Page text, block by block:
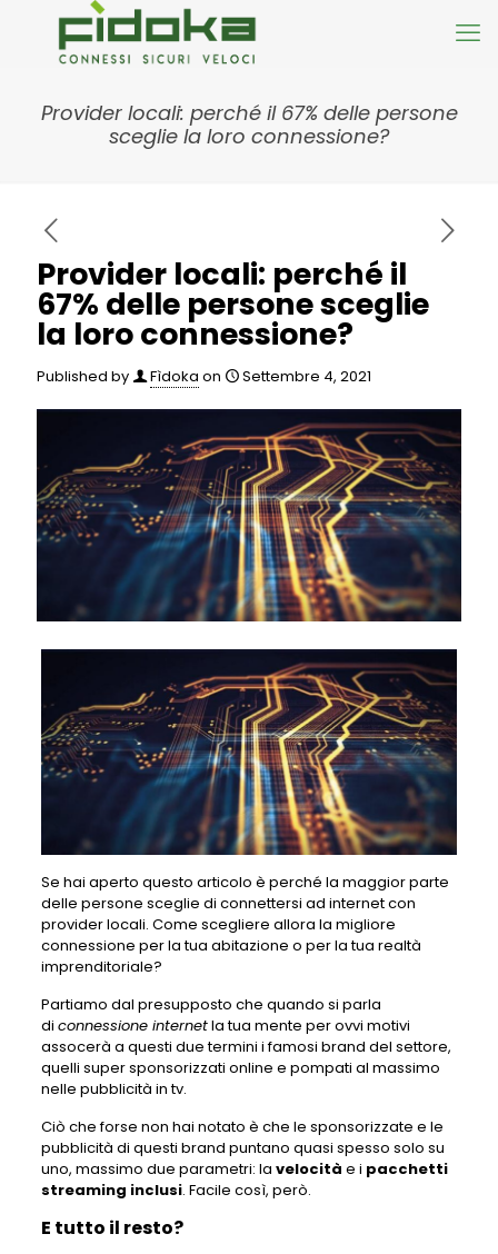
Provider locali: perché il 67% delle persone
sceglie la loro connessione?
Provider locali: perché il
67% delle persone sceglie
la loro connessione?
Published by Fìdoka on Settembre 4, 2021
Se hai aperto questo articolo è perché la maggior parte
delle persone sceglie di connettersi ad internet con
provider locali. Come scegliere allora la migliore
connessione per la tua abitazione o per la tua realtà
imprenditoriale?
Partiamo dal presupposto che quando si parla
di connessione internetla tua mente per ovvi motivi
assocerà a questi due termini i famosi brand del settore,
quelli super sponsorizzati online e pompati al massimo
nelle pubblicità in tv.
Ciò che forse non hai notato è che le sponsorizzate e le
pubblicità di questi brand puntano quasi spesso solo su
uno, massimo due parametri: la velocità e i pacchetti
streaming inclusi. Facile così, però.
E tutto il resto?